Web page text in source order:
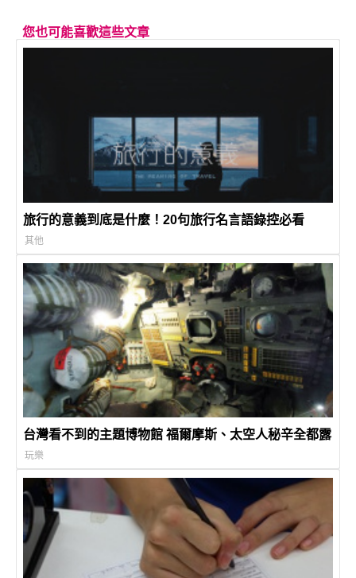
您也可能喜歡這些文章
旅行的意義到底是什麼！20句旅行名言語錄控必看
其他
台灣看不到的主題博物館 福爾摩斯、太空人秘辛全都露
玩樂